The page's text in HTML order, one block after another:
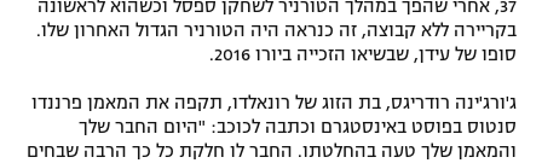
תנאי שימוש
מדיניות פרטיות
ספורט אתגרי ואקסטרים
גיימינג E-Sports
37, אחרי שהפך במהלך הטורניר לשחקן ספסל וכשהוא לראשונה
בקריירה ללא קבוצה, זה כנראה היה הטורניר הגדול האחרון שלו.
סופו של עידן, שבשיאו הזכייה ביורו 2016.
ג'ורג'ינה רודריגס, בת הזוג של רונאלדו, תקפה את המאמן פרננדו
סנטוס בפוסט באינסטגרם וכתבה לכוכב: "היום החבר שלך
והמאמן שלך טעה בהחלטתו. החבר לו חלקת כל כך הרבה שבחים